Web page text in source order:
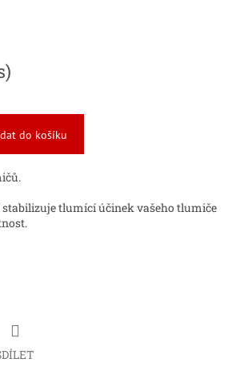
do košíku
tlumící účinek vašeho tlumiče